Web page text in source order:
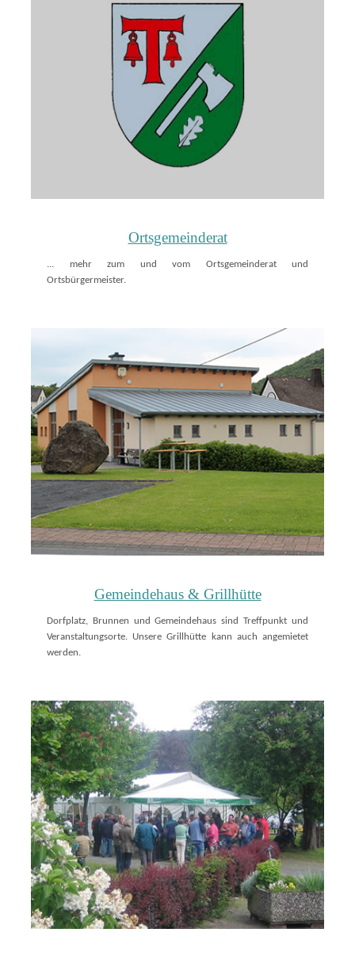
Ortsgemeinderat
... mehr zum und vom Ortsgemeinderat und
Ortsbürgermeister.
Gemeindehaus & Grillhütte
Dorfplatz, Brunnen und Gemeindehaus sind Treffpunkt und
Veranstaltungsorte. Unsere Grillhütte kann auch angemietet
werden.